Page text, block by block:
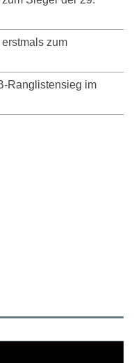
zum
Ranglistensieg im